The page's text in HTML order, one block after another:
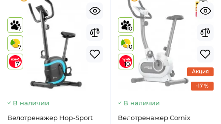
7
7
7
В наличии
Велотренажер Hop-Sport
10
10
10
-17 %
Акция
В наличии
Велотренажер Cornix